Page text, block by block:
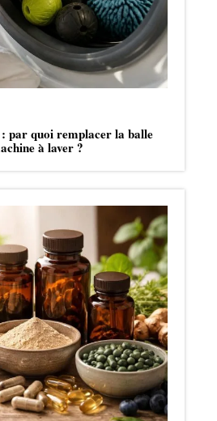
par quoi remplacer la balle
à laver ?